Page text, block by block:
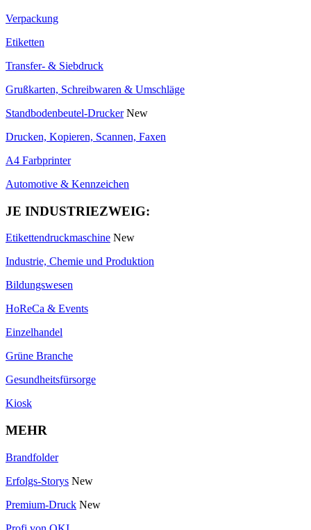
Verpackung
Etiketten
Transfer- & Siebdruck
Grußkarten, Schreibwaren & Umschläge
Standbodenbeutel-Drucker New
Drucken, Kopieren, Scannen, Faxen
A4 Farbprinter
Automotive & Kennzeichen
JE INDUSTRIEZWEIG:
Etikettendruckmaschine New
Industrie, Chemie und Produktion
Bildungswesen
HoReCa & Events
Einzelhandel
Grüne Branche
Gesundheitsfürsorge
Kiosk
MEHR
Brandfolder
Erfolgs-Storys New
Premium-Druck New